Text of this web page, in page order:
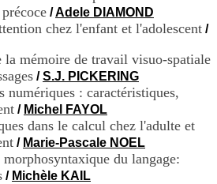
/Adele DIAMOND
chez l'enfant et l'adolescent /
la mémoire de travail visuo-spatiale
/S.J. PICKERING
numériques : caractéristiques,
/ Michel FAYOL
dans le calcul chez l'adulte et
/ Marie-Pascale NOEL
du langage:
/ Michèle KAIL